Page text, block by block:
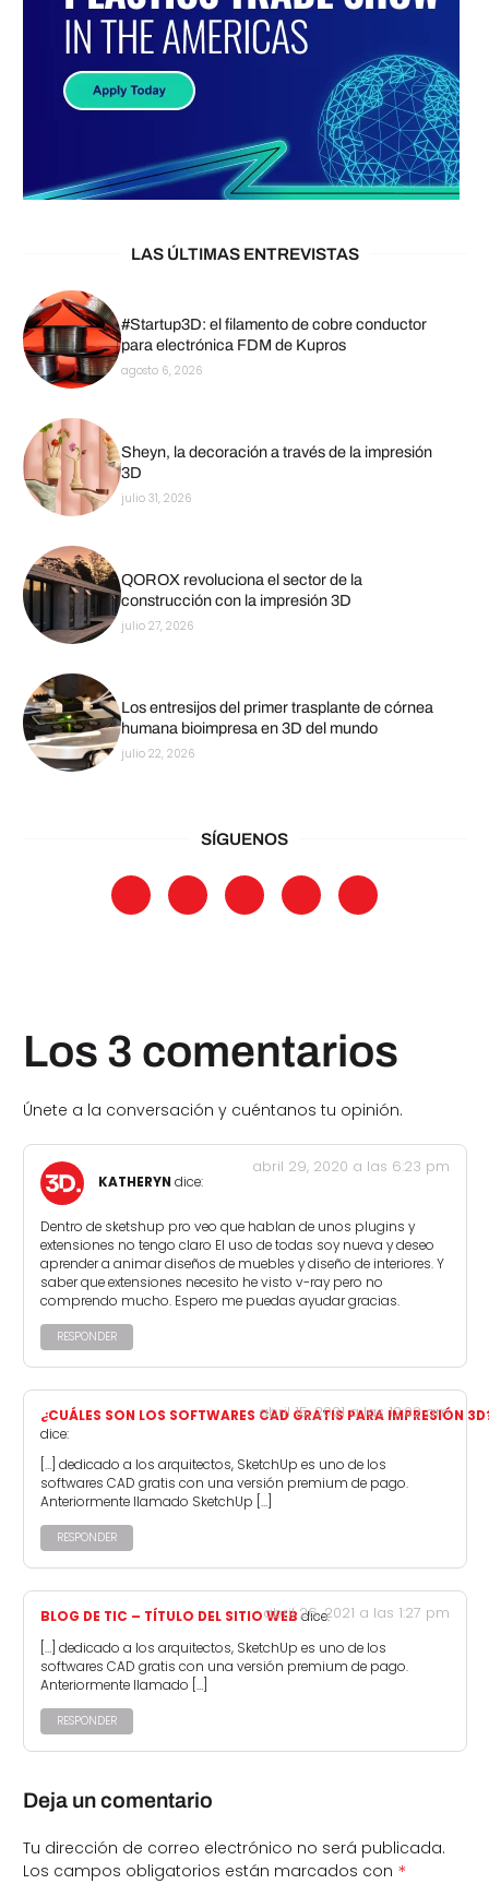
LAS ÚLTIMAS ENTREVISTAS
#Startup3D: el filamento de cobre conductor
para electrónica FDM de Kupros
agosto 6, 2026
Sheyn, la decoración a través de la impresión
3D
julio 31, 2026
QOROX revoluciona el sector de la
construcción con la impresión 3D
julio 27, 2026
Los entresijos del primer trasplante de córnea
humana bioimpresa en 3D del mundo
julio 22, 2026
SÍGUENOS
Los 3 comentarios
Únete a la conversación y cuéntanos tu opinión.
KATHERYN dice:
abril 29, 2020 a las 6:23 pm
Dentro de sketshup pro veo que hablan de unos plugins y
extensiones no tengo claro El uso de todas soy nueva y deseo
aprender a animar diseños de muebles y diseño de interiores. Y
saber que extensiones necesito he visto v-ray pero no
comprendo mucho. Espero me puedas ayudar gracias.
RESPONDER
¿CUÁLES SON LOS SOFTWARES CAD GRATIS PARA IMPRESIÓN
dice:
abril 15, 2021 a las 12:02 am
[…] dedicado a los arquitectos, SketchUp es uno de los
softwares CAD gratis con una versión premium de pago.
Anteriormente llamado SketchUp […]
RESPONDER
BLOG DE TIC – TÍTULO DEL SITIO WEB dice:
abril 26, 2021 a las 1:27 pm
[…] dedicado a los arquitectos, SketchUp es uno de los
softwares CAD gratis con una versión premium de pago.
Anteriormente llamado […]
RESPONDER
Deja un comentario
Tu dirección de correo electrónico no será publicada.
Los campos obligatorios están marcados con *